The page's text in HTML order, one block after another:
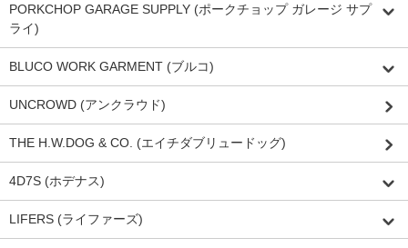
PORKCHOP GARAGE SUPPLY (ポークチョップ ガレージ サプ
ライ)
BLUCO WORK GARMENT (ブルコ)
UNCROWD (アンクラウド)
THE H.W.DOG & CO. (エイチダブリュードッグ)
4D7S (ホデナス)
LIFERS (ライファーズ)